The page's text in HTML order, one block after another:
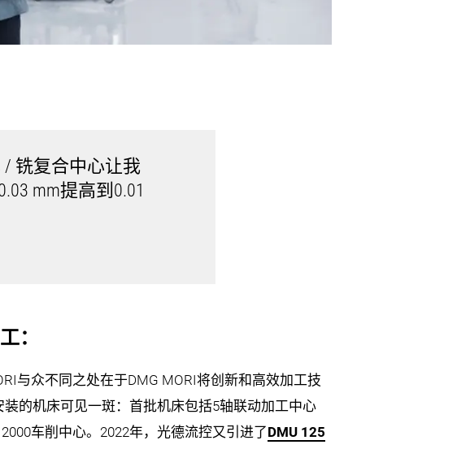
/ 铣复合中心让我
mm提高到0.01
：
与众不同之处在于DMG MORI将创新和高效加工技
的机床可见一斑：首批机床包括5轴联动加工中心
车削中心。2022年，光德流控又引进了DMU 125